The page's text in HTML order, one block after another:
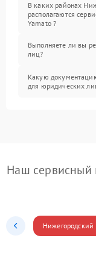
В каких районах
располагаются
Yamato ?
Выполняете ли вы
лиц?
Какую
для юридических
Наш сервисный
Нижегородский